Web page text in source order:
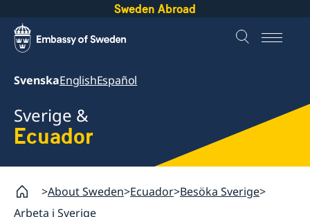
Sweden Abroad
SvenskaEnglishEspañol
Sverige &
Ecuador
About Sweden Ecuador Besöka Sverige
Arbeta i Sverige